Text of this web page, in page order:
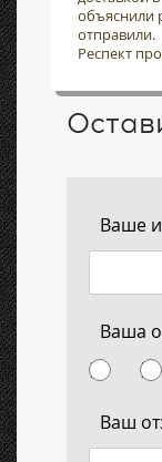
объяснили
отправили.
Респект
Ваше
Ваша
Ваш